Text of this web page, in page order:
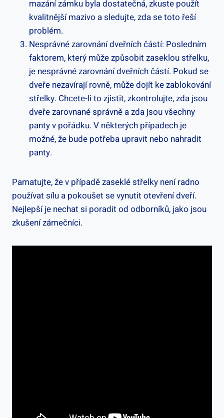
mazání‍ zámku byla dostatečná, zkuste použít
kvalitnější mazivo a sledujte, zda se toto řeší
problém.
Nesprávné zarovnání dveřních částí: Posledním
faktorem, který může způsobit zaseklou střelku,
je nesprávné ⁤zarovnání dveřních částí. Pokud se
dveře nezavírají rovně, může dojít ke zablokování⁣
střelky. Chcete-li to ⁢zjistit, zkontrolujte, zda jsou⁢
dveře zarovnané správně a zda jsou​ všechny
panty v pořádku. V některých ⁤případech je
možné, že bude potřeba upravit nebo nahradit
panty.
Pamatujte, že v případě zaseklé střelky není radno
používat sílu a pokoušet se vynutit otevření dveří.
Nejlepší je nechat⁢ si poradit od odborníků, jako jsou
zkušení zámečníci.